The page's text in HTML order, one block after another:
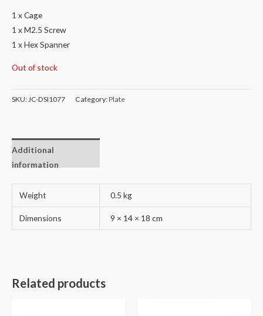
1 x Cage
1 x M2.5 Screw
1 x Hex Spanner
Out of stock
SKU: JC-DSI1077 Category:Plate
Additional
information
Weight 0.5 kg
Dimensions 9 × 14 × 18 cm
Related products